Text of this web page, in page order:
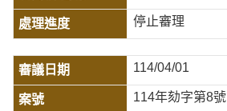
停止審理
114/04/01
114年劾字第8號